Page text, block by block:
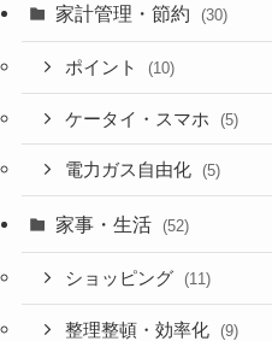
家計管理・節約 (30)
ポイント (10)
ケータイ・スマホ (5)
電力ガス自由化 (5)
家事・生活 (52)
ショッピング (11)
整理整頓・効率化 (9)